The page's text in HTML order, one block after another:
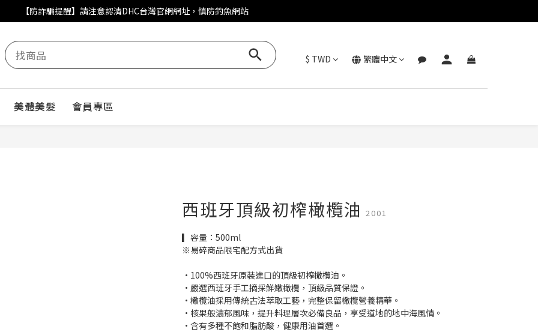
【防詐騙提醒】請注意認清DHC台灣官網網址，慎防釣魚網站
美體美髮 會員專區
$ TWD 繁體中文
西班牙頂級初榨橄欖油 2001
▎容量：500ml
※易碎商品限宅配方式出貨
•100%西班牙原裝進口的頂級初榨橄欖油。
•嚴選西班牙手工摘採鮮嫩橄欖，頂級品質保證。
•橄欖油採用傳統古法萃取工藝，完整保留橄欖營養精華。
•核果般濃郁風味，提升料理層次必備良品，享受道地的地中海風情。
•含有多種不飽和脂肪酸，健康用油首選。